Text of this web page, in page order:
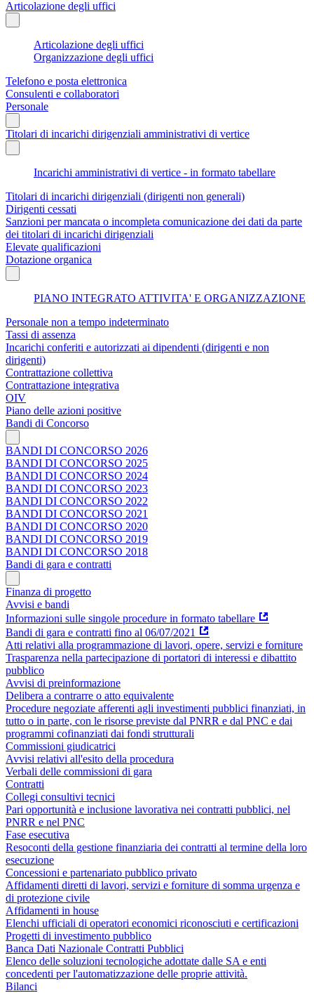
Articolazione degli uffici
Articolazione degli uffici
Organizzazione degli uffici
Telefono e posta elettronica
Consulenti e collaboratori
Personale
Titolari di incarichi dirigenziali amministrativi di vertice
Incarichi amministrativi di vertice - in formato tabellare
Titolari di incarichi dirigenziali (dirigenti non generali)
Dirigenti cessati
Sanzioni per mancata o incompleta comunicazione dei dati da parte
dei titolari di incarichi dirigenziali
Elevate qualificazioni
Dotazione organica
PIANO INTEGRATO ATTIVITA' E ORGANIZZAZIONE
Personale non a tempo indeterminato
Tassi di assenza
Incarichi conferiti e autorizzati ai dipendenti (dirigenti e non
dirigenti)
Contrattazione collettiva
Contrattazione integrativa
OIV
Piano delle azioni positive
Bandi di Concorso
BANDI DI CONCORSO 2026
BANDI DI CONCORSO 2025
BANDI DI CONCORSO 2024
BANDI DI CONCORSO 2023
BANDI DI CONCORSO 2022
BANDI DI CONCORSO 2021
BANDI DI CONCORSO 2020
BANDI DI CONCORSO 2019
BANDI DI CONCORSO 2018
Bandi di gara e contratti
Finanza di progetto
Avvisi e bandi
Informazioni sulle singole procedure in formato tabellare
Bandi di gara e contratti fino al 06/07/2021
Atti relativi alla programmazione di lavori, opere, servizi e forniture
Trasparenza nella partecipazione di portatori di interessi e dibattito
pubblico
Avvisi di preinformazione
Delibera a contrarre o atto equivalente
Procedure negoziate afferenti agli investimenti pubblici finanziati, in
tutto o in parte, con le risorse previste dal PNRR e dal PNC e dai
programmi cofinanziati dai fondi strutturali
Commissioni giudicatrici
Avvisi relativi all'esito della procedura
Verbali delle commissioni di gara
Contratti
Collegi consultivi tecnici
Pari opportunità e inclusione lavorativa nei contratti pubblici, nel
PNRR e nel PNC
Fase esecutiva
Resoconti della gestione finanziaria dei contratti al termine della loro
esecuzione
Concessioni e partenariato pubblico privato
Affidamenti diretti di lavori, servizi e forniture di somma urgenza e
di protezione civile
Affidamenti in house
Elenchi ufficiali di operatori economici riconosciuti e certificazioni
Progetti di investimento pubblico
Banca Dati Nazionale Contratti Pubblici
Elenco delle soluzioni tecnologiche adottate dalle SA e enti
concedenti per l'automatizzazione delle proprie attività.
Bilanci